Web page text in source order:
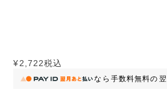
¥2,722税込
なら 手数料無料の